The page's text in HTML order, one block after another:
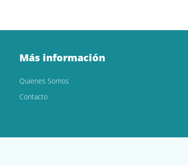
Más información
Quienes Somos
Contacto